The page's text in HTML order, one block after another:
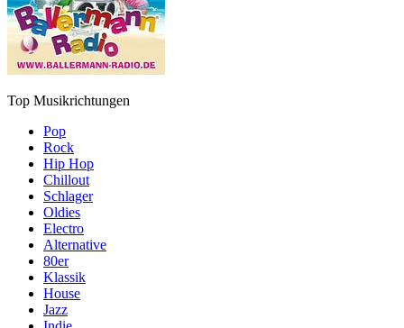
Top Musikrichtungen
Pop
Rock
Hip Hop
Chillout
Schlager
Oldies
Electro
Alternative
80er
Klassik
House
Jazz